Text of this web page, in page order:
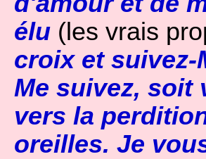
élu (les vrais
croix et suivez-
Me suivez, soit
vers la
oreilles. Je